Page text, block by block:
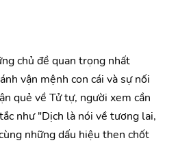
chủ đề quan trọng nhất
vận mệnh con cái và sự nối
quẻ về Tử tự, người xem cần
như "Dịch là nói về tương lai,
những dấu hiệu then chốt